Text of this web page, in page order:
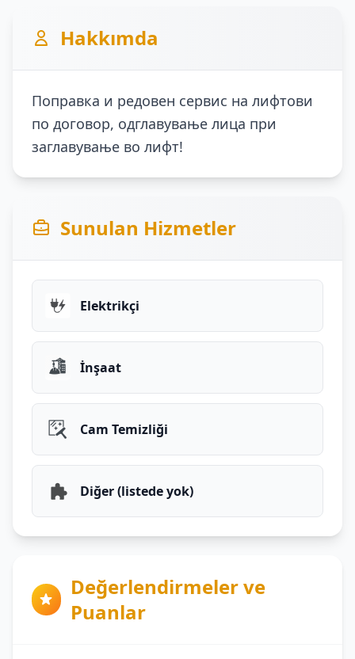
Hakkımda
Поправка и редовен сервис на лифтови
по договор, одглавување лица при
заглавување во лифт!
Sunulan Hizmetler
Elektrikçi
İnşaat
Cam Temizliği
Diğer (listede yok)
Değerlendirmeler ve
Puanlar